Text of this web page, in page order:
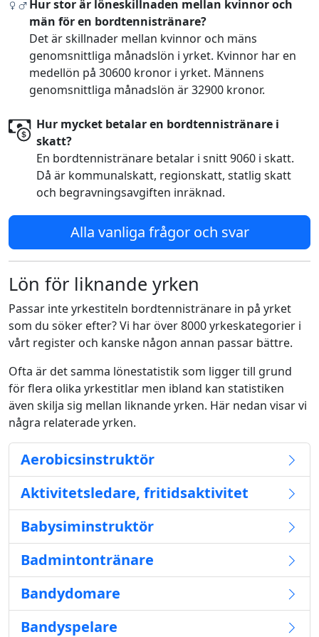
Hur stor är löneskillnaden mellan kvinnor och
män för en bordtennistränare?
Det är skillnader mellan kvinnor och mäns
genomsnittliga månadslön i yrket. Kvinnor har en
medellön på 30600 kronor i yrket. Männens
genomsnittliga månadslön är 32900 kronor.
Hur mycket betalar en bordtennistränare i
skatt?
En bordtennistränare betalar i snitt 9060 i skatt.
Då är kommunalskatt, regionskatt, statlig skatt
och begravningsavgiften inräknad.
Alla vanliga frågor och svar
Lön för liknande yrken
Passar inte yrkestiteln bordtennistränare in på yrket
som du söker efter? Vi har över 8000 yrkeskategorier i
vårt register och kanske någon annan passar bättre.
Ofta är det samma lönestatistik som ligger till grund
för flera olika yrkestitlar men ibland kan statistiken
även skilja sig mellan liknande yrken. Här nedan visar vi
några relaterade yrken.
Aerobicsinstruktör
Aktivitetsledare, fritidsaktivitet
Babysiminstruktör
Badmintontränare
Bandydomare
Bandyspelare